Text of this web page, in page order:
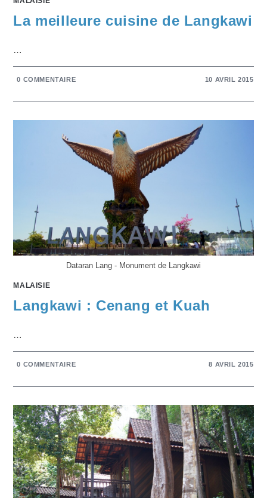
La meilleure cuisine de Langkawi
…
0 COMMENTAIRE 10 AVRIL 2015
Dataran Lang - Monument de Langkawi
MALAISIE
Langkawi : Cenang et Kuah
…
0 COMMENTAIRE 8 AVRIL 2015